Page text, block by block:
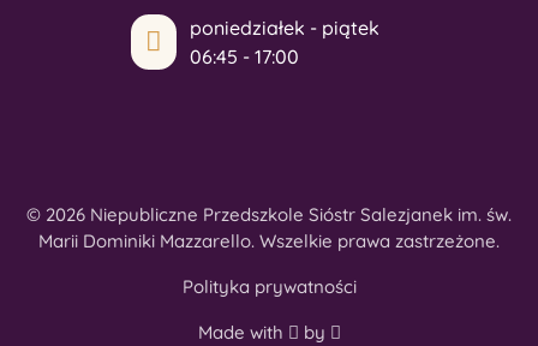
poniedziałek - piątek
06:45 - 17:00
© 2026 Niepubliczne Przedszkole Sióstr Salezjanek im. św.
Marii Dominiki Mazzarello. Wszelkie prawa zastrzeżone.
Polityka prywatności
Made with
by